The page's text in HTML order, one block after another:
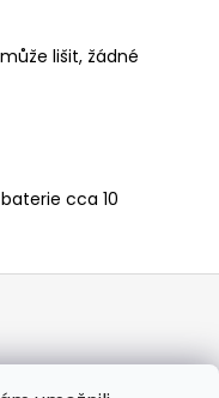
lišit, žádné
cca 10